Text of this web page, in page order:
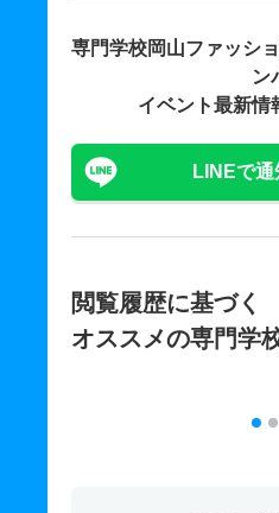
専門学校岡山ファッシ
ン
イベント最新情
LINEで
閲覧履歴に基づく
オススメの専門学